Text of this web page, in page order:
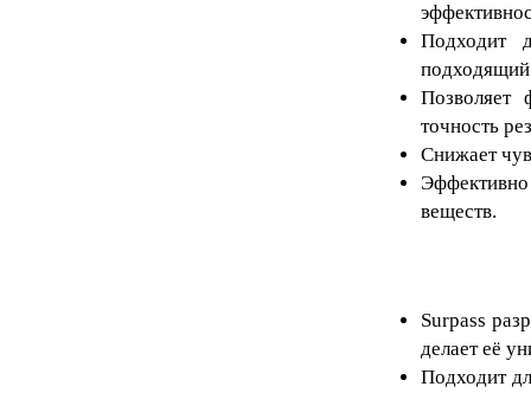
Подходит
подходящий
Позволяет
точность
Снижает
веществ.
Surpass
делает её
Подходит